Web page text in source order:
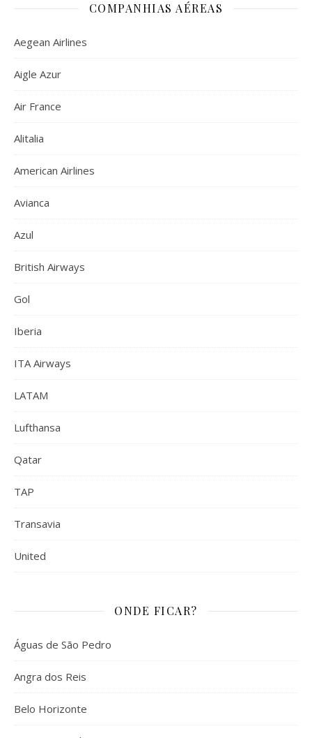
COMPANHIAS AÉREAS
Aegean Airlines
Aigle Azur
Air France
Alitalia
American Airlines
Avianca
Azul
British Airways
Gol
Iberia
ITA Airways
LATAM
Lufthansa
Qatar
TAP
Transavia
United
ONDE FICAR?
Águas de São Pedro
Angra dos Reis
Belo Horizonte